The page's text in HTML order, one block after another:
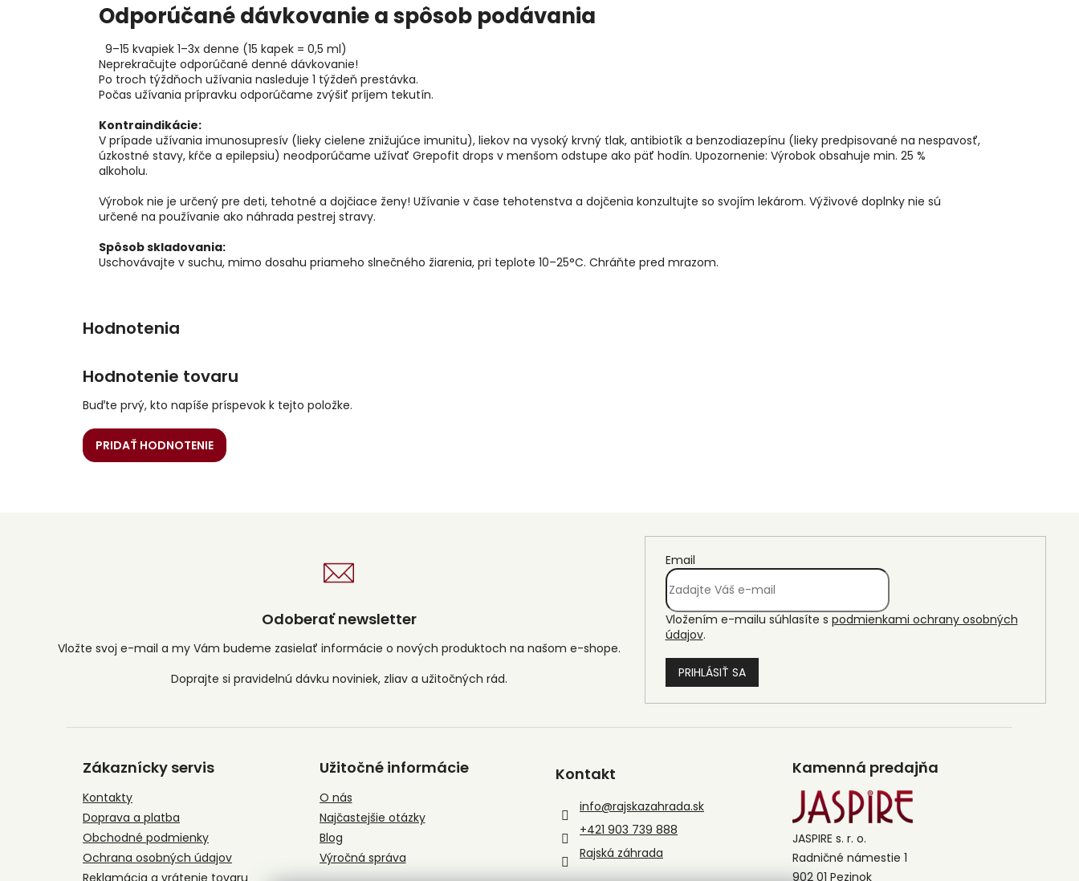
Odporúčané dávkovanie a spôsob podávania
9–15 kvapiek 1–3x denne (15 kapek = 0,5 ml)
Neprekračujte odporúčané denné dávkovanie!
Po troch týždňoch užívania nasleduje 1 týždeň prestávka.
Počas užívania prípravku odporúčame zvýšiť príjem tekutín.
Kontraindikácie:
V prípade užívania imunosupresív (lieky cielene znižujúce imunitu), liekov na vysoký krvný tlak, antibiotík a benzodiazepínu (lieky predpisované na nespavosť,
úzkostné stavy, kŕče a epilepsiu) neodporúčame užívať Grepofit drops v menšom odstupe ako päť hodín. Upozornenie: Výrobok obsahuje min. 25 %
alkoholu.
Výrobok nie je určený pre deti, tehotné a dojčiace ženy! Užívanie v čase tehotenstva a dojčenia konzultujte so svojím lekárom. Výživové doplnky nie sú
určené na používanie ako náhrada pestrej stravy.
Spôsob skladovania:
Uschovávajte v suchu, mimo dosahu priameho slnečného žiarenia, pri teplote 10–25°C. Chráňte pred mrazom.
Hodnotenie tovaru
Buďte prvý, kto napíše príspevok k tejto položke.
PRIDAŤ HODNOTENIE
Odoberať newsletter
Vložte svoj e-mail a my Vám budeme zasielať informácie o nových produktoch na našom e-shope.
Email
Vložením e-mailu súhlasíte s podmienkami ochrany osobných
údajov.
PRIHLÁSIŤ SA
Zákaznícky servis
Kontakty
Doprava a platba
Obchodné podmienky
Ochrana osobných údajov
Užitočné informácie
O nás
Najčastejšie otázky
Blog
Výročná správa
Kontakt
info@rajskazahrada.sk
+421 903 739 888
Rajská záhrada
Kamenná predajňa
JASPIRE s. r. o.
Radničné námestie 1
902 01 Pezinok